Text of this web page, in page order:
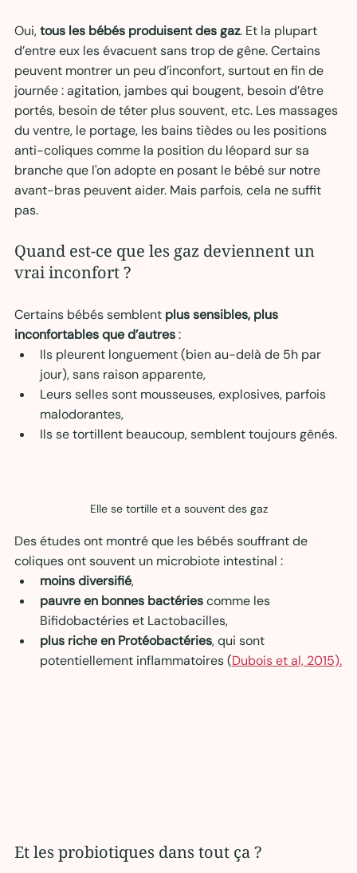
Oui, tous les bébés produisent des gaz. Et la plupart
d’entre eux les évacuent sans trop de gêne. Certains
peuvent montrer un peu d’inconfort, surtout en fin de
journée : agitation, jambes qui bougent, besoin d’être
portés, besoin de téter plus souvent, etc. Les massages
du ventre, le portage, les bains tièdes ou les positions
anti-coliques comme la position du léopard sur sa
branche que l'on adopte en posant le bébé sur notre
avant-bras peuvent aider. Mais parfois, cela ne suffit
pas.
Quand est-ce que les gaz deviennent un
vrai inconfort ?
Certains bébés semblent plus sensibles, plus
inconfortables que d’autres :
Ils pleurent longuement (bien au-delà de 5h par
jour), sans raison apparente,
Leurs selles sont mousseuses, explosives, parfois
malodorantes,
Ils se tortillent beaucoup, semblent toujours gênés.
Elle se tortille et a souvent des gaz
Des études ont montré que les bébés souffrant de
coliques ont souvent un microbiote intestinal :
moins diversifié,
pauvre en bonnes bactéries comme les
Bifidobactéries et Lactobacilles,
plus riche en Protéobactéries, qui sont
potentiellement inflammatoires (Dubois et al, 2015).
Et les probiotiques dans tout ça ?